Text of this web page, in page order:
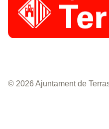
© 2026 Ajuntament de